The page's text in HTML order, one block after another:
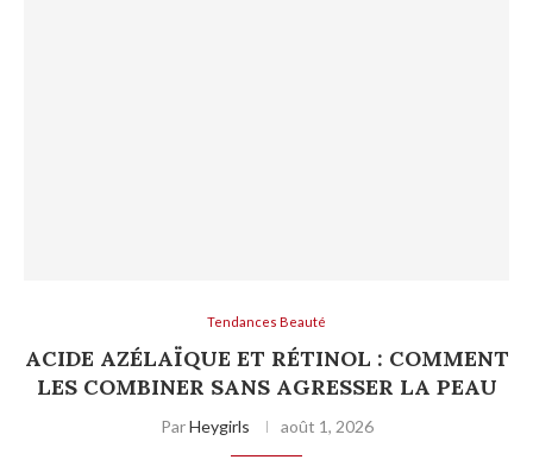
Tendances Beauté
ACIDE AZÉLAÏQUE ET RÉTINOL : COMMENT
LES COMBINER SANS AGRESSER LA PEAU
ParHeygirls août 1, 2026